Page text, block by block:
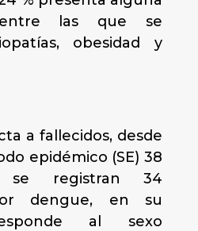
entre las que se
obesidad y
a fallecidos, desde
epidémico (SE) 38
registran 34
dengue, en su
al sexo